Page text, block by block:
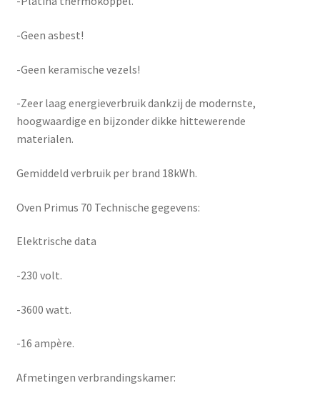
-Geen asbest!
-Geen keramische vezels!
-Zeer laag energieverbruik dankzij de modernste,
hoogwaardige en bijzonder dikke hittewerende
materialen.
Gemiddeld verbruik per brand 18kWh.
Oven Primus 70 Technische gegevens:
Elektrische data
-230 volt.
-3600 watt.
-16 ampère.
Afmetingen verbrandingskamer: